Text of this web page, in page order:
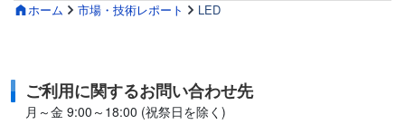
ホーム 市場・技術レポート LED
ご利用に関するお問い合わせ先
月～金 9:00～18:00 (祝祭日を除く)